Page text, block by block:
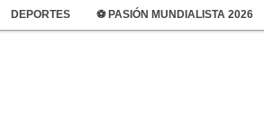
DEPORTES ⚽ PASIÓN MUNDIALISTA 2026